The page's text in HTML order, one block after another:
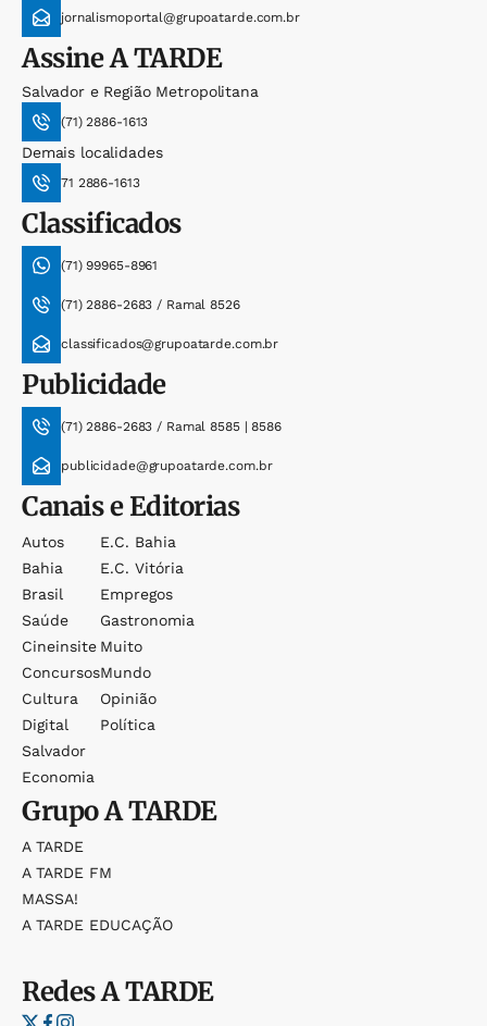
jornalismoportal@grupoatarde.com.br
AssineA TARDE
Salvador e Região Metropolitana
(71) 2886-1613
Demais localidades
71 2886-1613
Classificados
(71) 99965-8961
(71) 2886-2683 / Ramal 8526
classificados@grupoatarde.com.br
Publicidade
(71) 2886-2683 / Ramal 8585 | 8586
publicidade@grupoatarde.com.br
Canais e Editorias
Autos
Bahia
Brasil
Saúde
Cineinsite
Concursos
Cultura
Digital
Salvador
Economia
E.c. Bahia
E.c. Vitória
Empregos
Gastronomia
Muito
Mundo
Opinião
Política
GrupoA TARDE
A TARDE
A TARDE FM
MASSA!
A TARDE EDUCAÇÃO
RedesA TARDE